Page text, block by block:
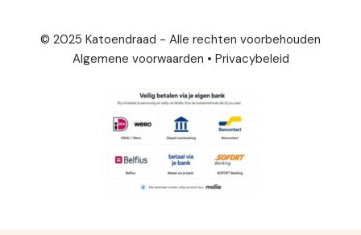
© 2025 Katoendraad - Alle rechten voorbehouden
Algemene voorwaarden • Privacybeleid